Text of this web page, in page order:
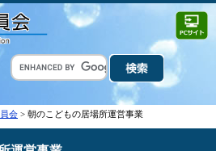
会 > 朝のこどもの居場所運営事業